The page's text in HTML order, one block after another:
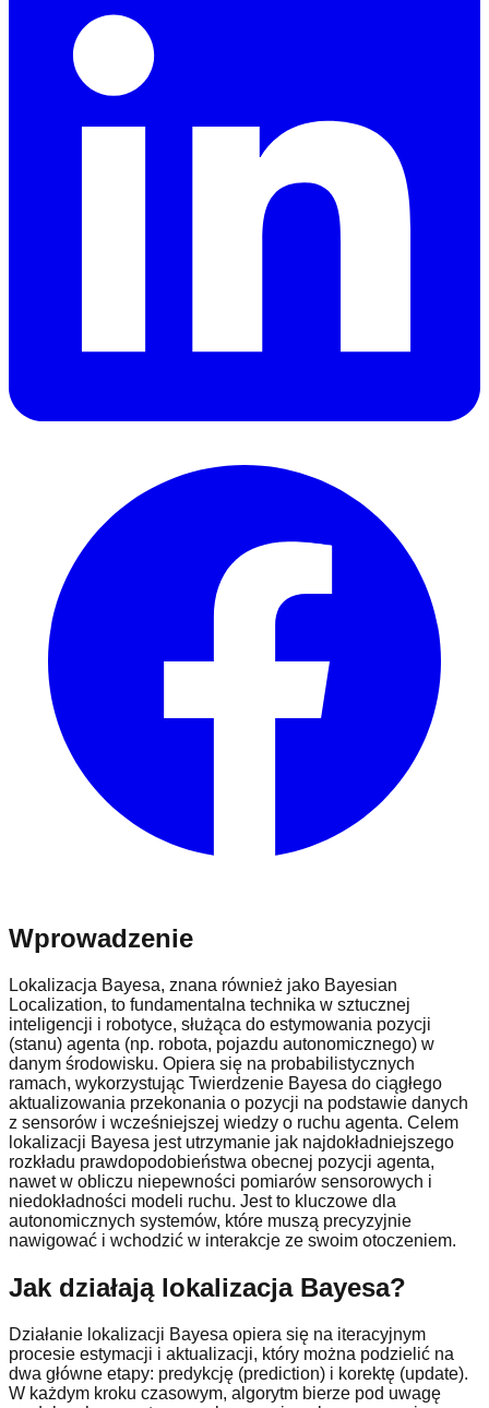
Wprowadzenie
Lokalizacja Bayesa, znana również jako Bayesian
Localization, to fundamentalna technika w sztucznej
inteligencji i robotyce, służąca do estymowania pozycji
(stanu) agenta (np. robota, pojazdu autonomicznego) w
danym środowisku. Opiera się na probabilistycznych
ramach, wykorzystując Twierdzenie Bayesa do ciągłego
aktualizowania przekonania o pozycji na podstawie danych
z sensorów i wcześniejszej wiedzy o ruchu agenta. Celem
lokalizacji Bayesa jest utrzymanie jak najdokładniejszego
rozkładu prawdopodobieństwa obecnej pozycji agenta,
nawet w obliczu niepewności pomiarów sensorowych i
niedokładności modeli ruchu. Jest to kluczowe dla
autonomicznych systemów, które muszą precyzyjnie
nawigować i wchodzić w interakcje ze swoim otoczeniem.
Jak działają lokalizacja Bayesa?
Działanie lokalizacji Bayesa opiera się na iteracyjnym
procesie estymacji i aktualizacji, który można podzielić na
dwa główne etapy: predykcję (prediction) i korektę (update).
W każdym kroku czasowym, algorytm bierze pod uwagę